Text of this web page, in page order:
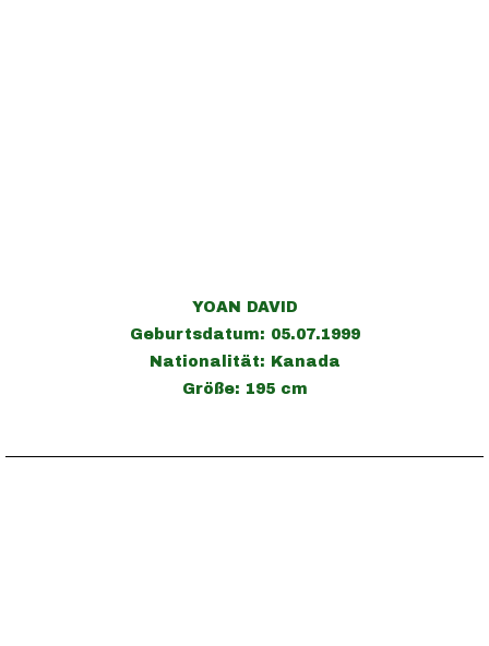
YOAN DAVID
Geburtsdatum: 05.07.1999
Nationalität: Kanada
Größe: 195 cm